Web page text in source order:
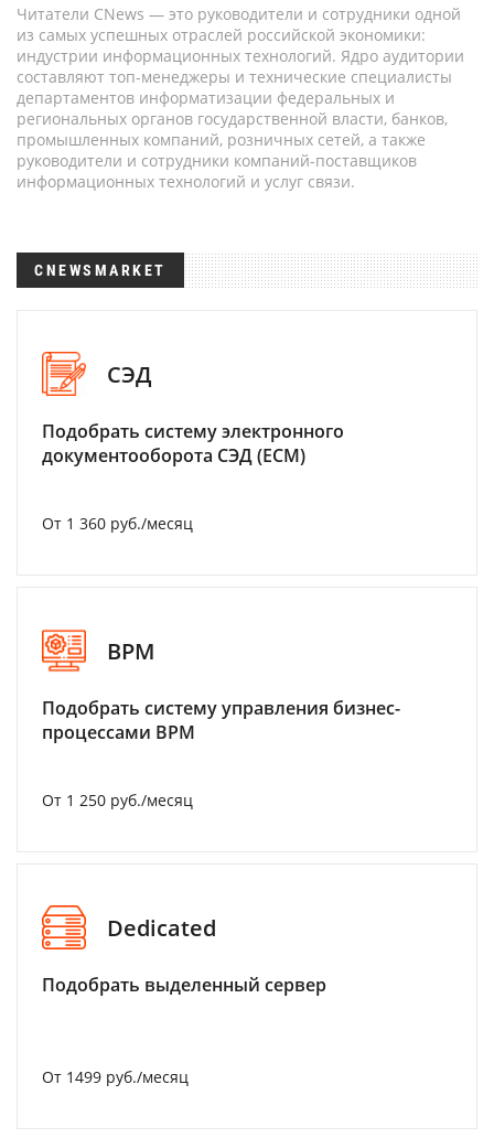
Читатели CNews — это руководители и сотрудники одной
из самых успешных отраслей российской экономики:
индустрии информационных технологий. Ядро аудитории
составляют топ-менеджеры и технические специалисты
департаментов информатизации федеральных и
региональных органов государственной власти, банков,
промышленных компаний, розничных сетей, а также
руководители и сотрудники компаний-поставщиков
информационных технологий и услуг связи.
CNEWSMARKET
СЭД
Подобрать систему электронного
документооборота СЭД (ECM)
От 1 360 руб./месяц
BPM
Подобрать систему управления бизнес-
процессами BPM
От 1 250 руб./месяц
Dedicated
Подобрать выделенный сервер
От 1499 руб./месяц